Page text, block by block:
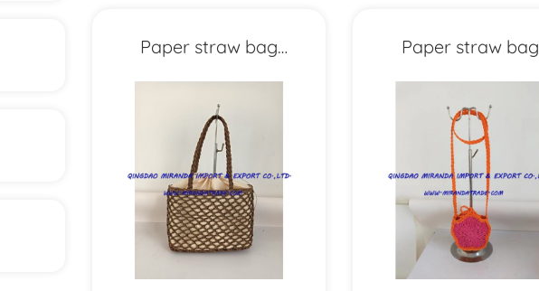
Paper straw bag
MXYD1196
Paper straw bag
MXYD1192